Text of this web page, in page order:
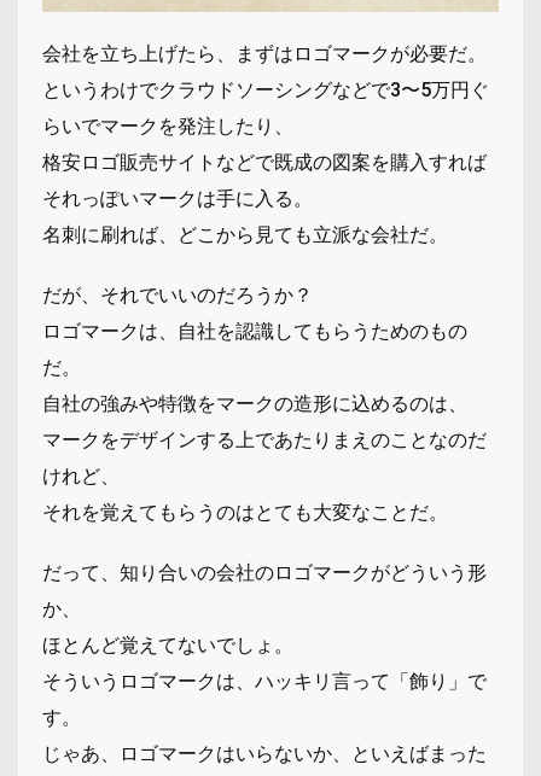
会社を立ち上げたら、まずはロゴマークが必要だ。
というわけでクラウドソーシングなどで3〜5万円ぐ
らいでマークを発注したり、
格安ロゴ販売サイトなどで既成の図案を購入すれば
それっぽいマークは手に入る。
名刺に刷れば、どこから見ても立派な会社だ。
だが、それでいいのだろうか？
ロゴマークは、自社を認識してもらうためのもの
だ。
自社の強みや特徴をマークの造形に込めるのは、
マークをデザインする上であたりまえのことなのだ
けれど、
それを覚えてもらうのはとても大変なことだ。
だって、知り合いの会社のロゴマークがどういう形
か、
ほとんど覚えてないでしょ。
そういうロゴマークは、ハッキリ言って「飾り」で
す。
じゃあ、ロゴマークはいらないか、といえばまった